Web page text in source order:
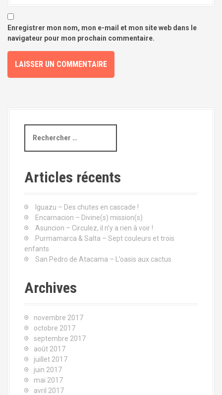
Enregistrer mon nom, mon e-mail et mon site web dans le
navigateur pour mon prochain commentaire.
c
e
r
Articles récents
Iguazu – Des chutes en cascade !
Encarnacion – Divine(s) mission(s)
Asuncion – Circulez, il n’y a rien à voir !
Purmamarca & Salta – Sept couleurs et trois
enfants
San Pedro de Atacama – L’oasis aux cactus
Archives
novembre 2017
octobre 2017
septembre 2017
août 2017
juillet 2017
juin 2017
mai 2017
avril 2017